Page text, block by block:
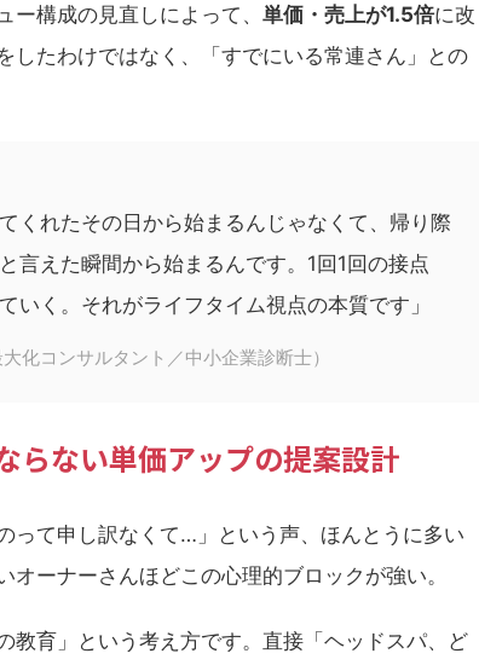
構成の見直しによって、 単価・売上が1.5倍に改
したわけではなく、「すでにいる常連さん」との
くれたその日から始まるんじゃなくて、帰り際
言えた瞬間から始まるんです。1回1回の接点
いく。それがライフタイム視点の本質です」
化コンサルタント／中小企業診断士）
らない単価アップの提案設計
って申し訳なくて…」という声、ほんとうに多い
オーナーさんほどこの心理的ブロックが強い。
教育」という考え方です。直接「ヘッドスパ、ど